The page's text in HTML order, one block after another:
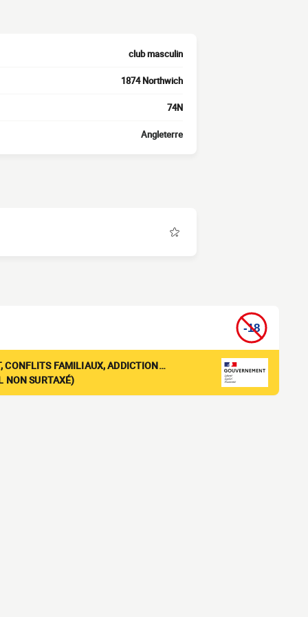
club masculin
1874 Northwich
74N
Angleterre
CONFLITS FAMILIAUX, ADDICTION…
NON SURTAXÉ)